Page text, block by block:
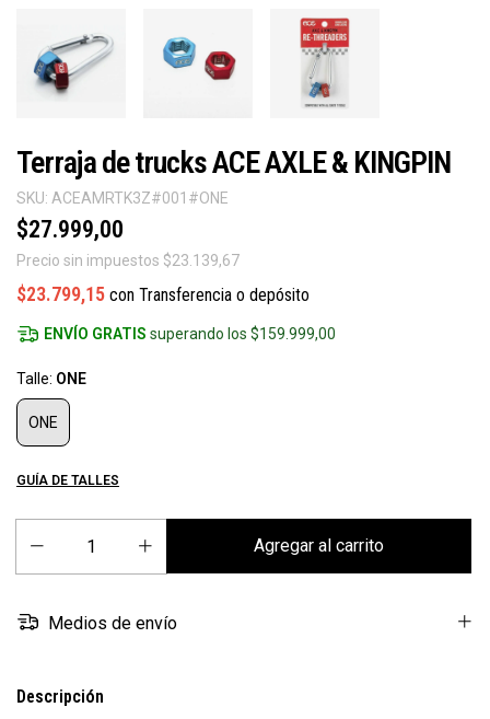
Terraja de trucks ACE AXLE & KINGPIN
SKU: ACEAMRTK3Z#001#ONE
$27.999,00
Precio sin impuestos $23.139,67
$23.799,15 con Transferencia o depósito
ENVÍO GRATIS superando los$159.999,00
Talle: ONE
ONE
GUÍA DE TALLES
Medios de envío
Descripción